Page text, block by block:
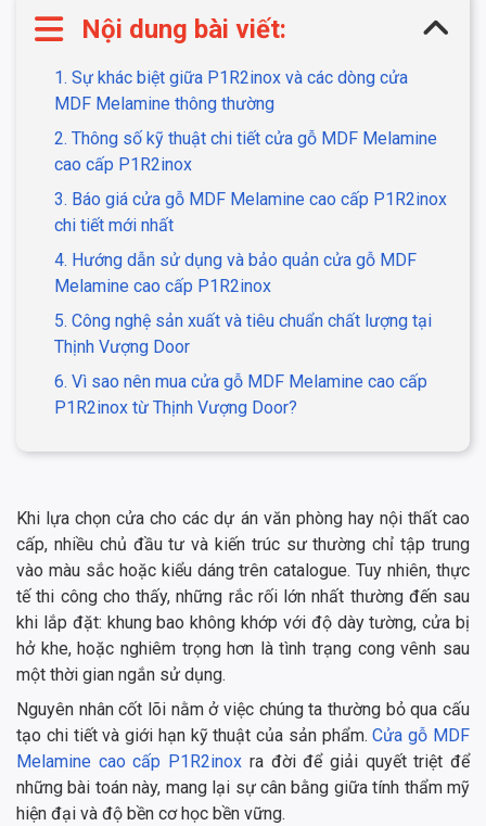
Nội dung bài viết:
1. Sự khác biệt giữa P1R2inox và các dòng cửa
MDF Melamine thông thường
2. Thông số kỹ thuật chi tiết cửa gỗ MDF Melamine
cao cấp P1R2inox
3. Báo giá cửa gỗ MDF Melamine cao cấp P1R2inox
chi tiết mới nhất
4. Hướng dẫn sử dụng và bảo quản cửa gỗ MDF
Melamine cao cấp P1R2inox
5. Công nghệ sản xuất và tiêu chuẩn chất lượng tại
Thịnh Vượng Door
6. Vì sao nên mua cửa gỗ MDF Melamine cao cấp
P1R2inox từ Thịnh Vượng Door?
Khi lựa chọn cửa cho các dự án văn phòng hay nội thất cao
cấp, nhiều chủ đầu tư và kiến trúc sư thường chỉ tập trung
vào màu sắc hoặc kiểu dáng trên catalogue. Tuy nhiên, thực
tế thi công cho thấy, những rắc rối lớn nhất thường đến sau
khi lắp đặt: khung bao không khớp với độ dày tường, cửa bị
hở khe, hoặc nghiêm trọng hơn là tình trạng cong vênh sau
một thời gian ngắn sử dụng.
Nguyên nhân cốt lõi nằm ở việc chúng ta thường bỏ qua cấu
tạo chi tiết và giới hạn kỹ thuật của sản phẩm.Cửa gỗ MDF
Melamine cao cấp P1R2inox ra đời để giải quyết triệt để
những bài toán này, mang lại sự cân bằng giữa tính thẩm mỹ
hiện đại và độ bền cơ học bền vững.